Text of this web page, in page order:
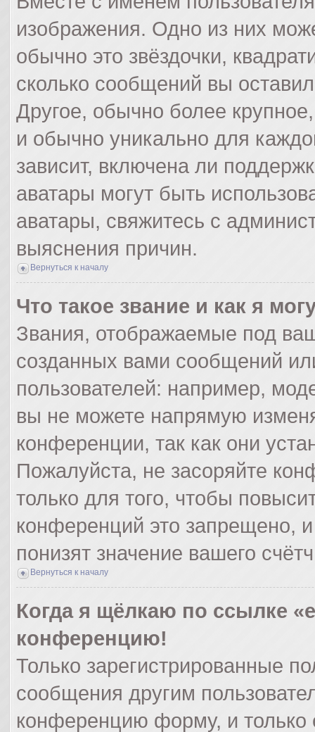
изображения. Одно из них
обычно это звёздочки,
сколько сообщений вы
Другое, обычно более
и обычно уникально для
зависит, включена ли
аватары могут быть
аватары, свяжитесь с
выяснения причин.
Вернуться к началу
Что такое звание и как я
Звания, отображаемые под
созданных вами сообщений
пользователей: например,
вы не можете напрямую
конференции, так как они
Пожалуйста, не засоряйте
только для того, чтобы
конференций это запрещено,
понизят значение вашего
Вернуться к началу
Когда я щёлкаю по ссылке
конференцию!
Только зарегистрированные
сообщения другим
конференцию форму, и только